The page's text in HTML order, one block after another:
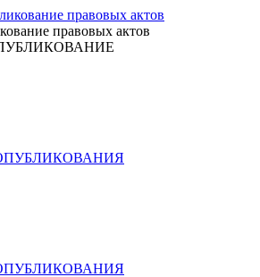
правовых актов